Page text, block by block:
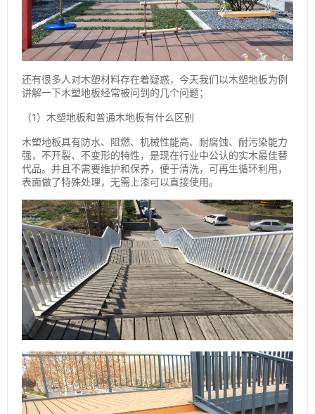
还有很多人对木塑材料存在着疑惑，今天我们以木塑地板为例
讲解一下木塑地板经常被问到的几个问题；
（1）木塑地板和普通木地板有什么区别
木塑地板具有防水、阻燃、机械性能高、耐腐蚀、耐污染能力
强，不开裂、不变形的特性，是现在行业中公认的实木最佳替
代品。并且不需要维护和保养，便于清洗，可再生循环利用，
表面做了特殊处理，无需上漆可以直接使用。